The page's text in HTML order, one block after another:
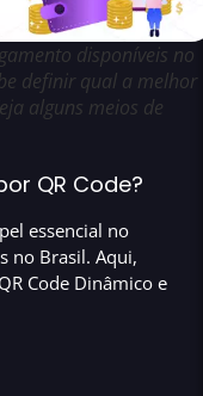
disponíveis no
definir qual a melhor
alguns meios de
QR Code?
essencial no
no Brasil. Aqui,
Code Dinâmico e